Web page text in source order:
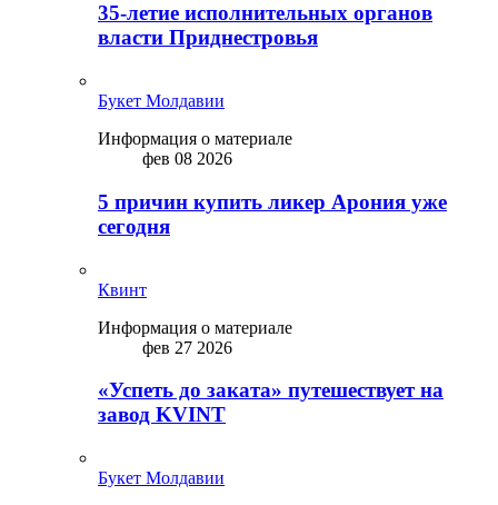
35-летие исполнительных органов
власти Приднестровья
Букет Молдавии
Информация о материале
фев 08 2026
5 причин купить ликep Арония уже
сегодня
Квинт
Информация о материале
фев 27 2026
«Успеть до заката» путешествует на
завод KVINT
Букет Молдавии